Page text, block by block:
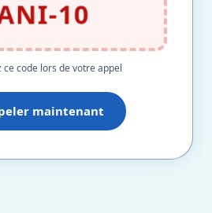
10
ce code lors de votre appel
maintenant